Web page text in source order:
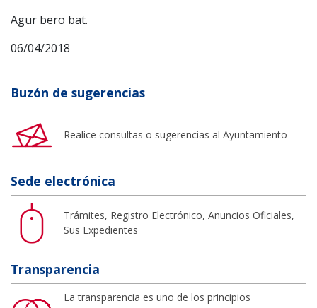
Agur bero bat.
06/04/2018
Buzón de sugerencias
Realice consultas o sugerencias al Ayuntamiento
Sede electrónica
Trámites, Registro Electrónico, Anuncios Oficiales,
Sus Expedientes
Transparencia
La transparencia es uno de los principios